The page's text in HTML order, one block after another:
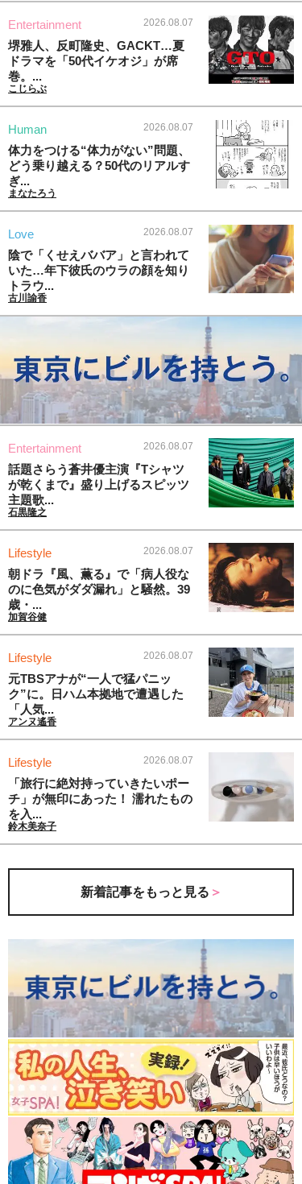
Entertainment 2026.08.07
堺雅人、反町隆史、GACKT…夏
ドラマを「50代イケオジ」が席
巻。...
こじらぶ
Human 2026.08.07
体力をつける“体力がない”問題、
どう乗り越える？50代のリアルす
ぎ...
まなたろう
Love 2026.08.07
陰で「くせえババア」と言われて
いた…年下彼氏のウラの顔を知り
トラウ...
古川諭香
Entertainment 2026.08.07
話題さらう蒼井優主演『Tシャツ
が乾くまで』盛り上げるスピッツ
主題歌...
石黒隆之
Lifestyle 2026.08.07
朝ドラ『風、薫る』で「病人役な
のに色気がダダ漏れ」と騒然。39
歳・...
加賀谷健
Lifestyle 2026.08.07
元TBSアナが“一人で猛パニッ
ク”に。日ハム本拠地で遭遇した
「人気...
アンヌ遙香
Lifestyle 2026.08.07
「旅行に絶対持っていきたいポー
チ」が無印にあった！ 濡れたもの
を入...
鈴木美奈子
新着記事をもっと見る